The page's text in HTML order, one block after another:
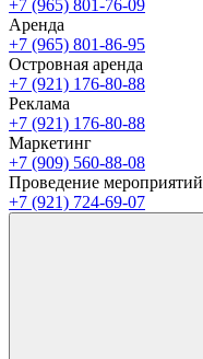
+7 (965) 801-76-09
Аренда
+7 (965) 801-86-95
Островная аренда
+7 (921) 176-80-88
Реклама
+7 (921) 176-80-88
Маркетинг
+7 (909) 560-88-08
Проведение мероприятий
+7 (921) 724-69-07